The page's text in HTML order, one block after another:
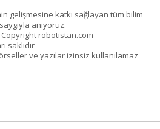
gelişmesine katkı sağlayan tüm bilim
anıyoruz.
Copyright robotistan.com
saklıdır
ve yazılar izinsiz kullanılamaz